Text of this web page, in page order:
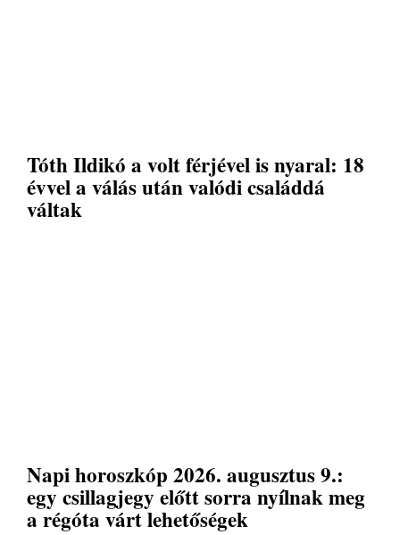
Tóth Ildikó a volt férjével is nyaral: 18
évvel a válás után valódi családdá
váltak
Napi horoszkóp 2026. augusztus 9.:
egy csillagjegy előtt sorra nyílnak meg
a régóta várt lehetőségek